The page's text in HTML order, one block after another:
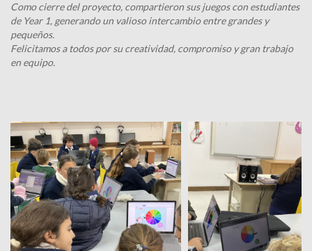
Como cierre del proyecto, compartieron sus juegos con estudiantes
de Year 1, generando un valioso intercambio entre grandes y
pequeños.
Felicitamos a todos por su creatividad, compromiso y gran trabajo
en equipo.